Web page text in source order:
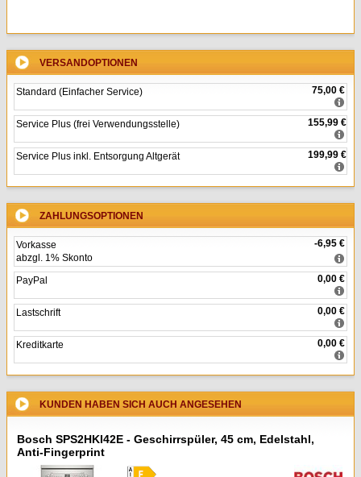
VERSANDOPTIONEN
75,00 €
Standard (Einfacher Service)
155,99 €
Service Plus (frei Verwendungsstelle)
199,99 €
Service Plus inkl. Entsorgung Altgerät
ZAHLUNGSOPTIONEN
Vorkasse
-6,95 €
abzgl. 1% Skonto
PayPal
0,00 €
Lastschrift 0,00 €
Kreditkarte 0,00 €
KUNDEN HABEN SICH AUCH ANGESEHEN
Bosch SPS2HKI42E - Geschirrspüler, 45 cm, Edelstahl,
Anti-Fingerprint